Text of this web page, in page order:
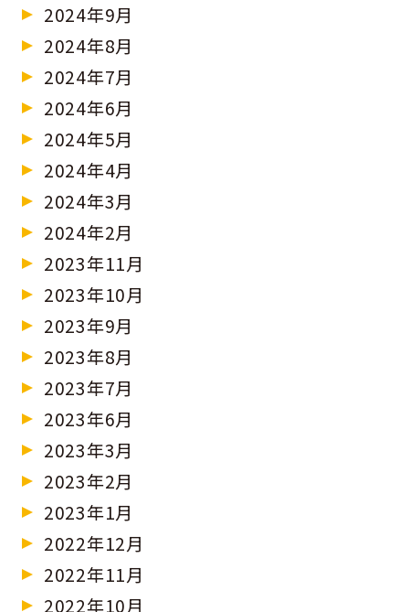
2024年9月
2024年8月
2024年7月
2024年6月
2024年5月
2024年4月
2024年3月
2024年2月
2023年11月
2023年10月
2023年9月
2023年8月
2023年7月
2023年6月
2023年3月
2023年2月
2023年1月
2022年12月
2022年11月
2022年10月